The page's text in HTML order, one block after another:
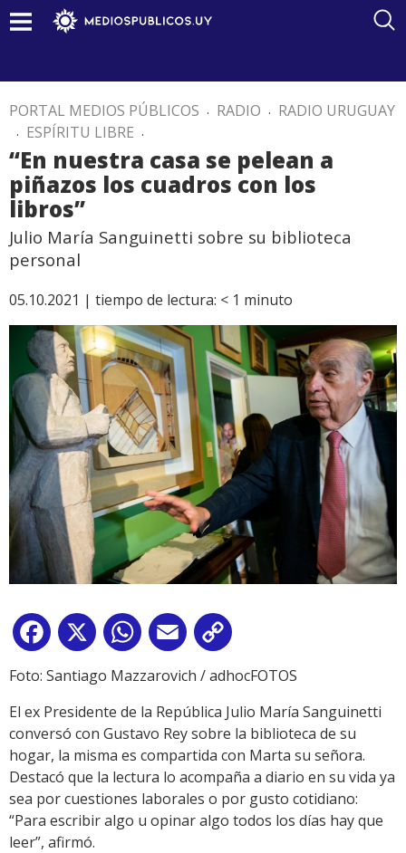
PORTAL MEDIOS PÚBLICOS . RADIO . RADIO URUGUAY
. ESPÍRITU LIBRE .
“En nuestra casa se pelean a
piñazos los cuadros con los
libros”
Julio María Sanguinetti sobre su biblioteca
personal
05.10.2021 | tiempo de lectura: < 1 minuto
Facebook
X WhatsApp
Email
Link
Foto: Santiago Mazzarovich / adhocFOTOS
El ex Presidente de la República Julio María Sanguinetti
conversó con Gustavo Rey sobre la biblioteca de su
hogar, la misma es compartida con Marta su señora.
Destacó que la lectura lo acompaña a diario en su vida ya
sea por cuestiones laborales o por gusto cotidiano:
“Para escribir algo u opinar algo todos los días hay que
leer”, afirmó.